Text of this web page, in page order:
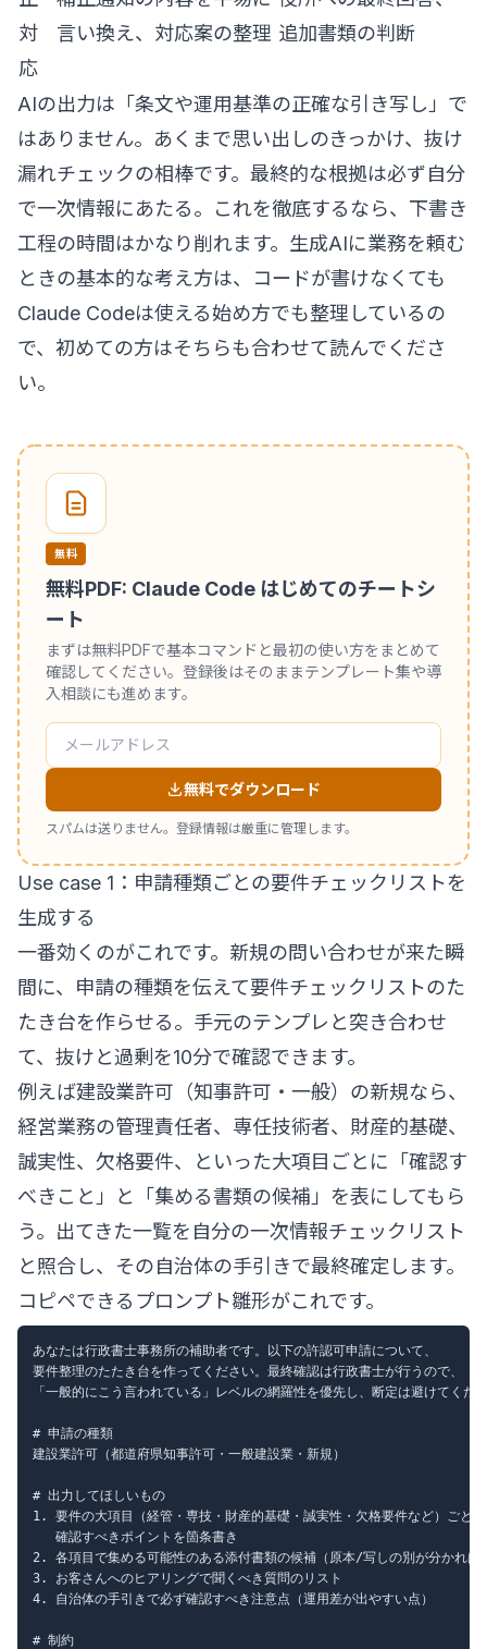
対
応
言い換え、対応案の整理 追加書類の判断
AIの出力は「条文や運用基準の正確な引き写し」で
はありません。あくまで思い出しのきっかけ、抜け
漏れチェックの相棒です。最終的な根拠は必ず自分
で一次情報にあたる。これを徹底するなら、下書き
工程の時間はかなり削れます。生成AIに業務を頼む
ときの基本的な考え方は、
コードが書けなくても
Claude Codeは使える始め方でも整理しているの
で、初めての方はそちらも合わせて読んでくださ
い。
無料
無料PDF: Claude Code はじめてのチートシ
ート
まずは無料PDFで基本コマンドと最初の使い方をまとめて
確認してください。登録後はそのままテンプレート集や導
入相談にも進めます。
無料でダウンロード
スパムは送りません。登録情報は厳重に管理します。
Use case 1：申請種類ごとの要件チェックリストを
生成する
一番効くのがこれです。新規の問い合わせが来た瞬
間に、申請の種類を伝えて要件チェックリストのた
たき台を作らせる。手元のテンプレと突き合わせ
て、抜けと過剰を10分で確認できます。
例えば建設業許可（知事許可・一般）の新規なら、
経営業務の管理責任者、専任技術者、財産的基礎、
誠実性、欠格要件、といった大項目ごとに「確認す
べきこと」と「集める書類の候補」を表にしてもら
う。出てきた一覧を自分の一次情報チェックリスト
と照合し、その自治体の手引きで最終確定します。
コピペできるプロンプト雛形がこれです。
あなたは行政書士事務所の補助者です。以下の許認可申請について、
要件整理のたたき台を作ってください。最終確認は行政書士が行うので、
「一般的にこう言われている」レベルの網羅性を優先し、断定は避けてくだ
# 申請の種類
建設業許可（都道府県知事許可・一般建設業・新規）
# 出力してほしいもの
1. 要件の大項目（経管・専技・財産的基礎・誠実性・欠格要件など）ごと
   確認すべきポイントを箇条書き
2. 各項目で集める可能性のある添付書類の候補（原本/写しの別が分かれば
3. お客さんへのヒアリングで聞くべき質問のリスト
4. 自治体の手引きで必ず確認すべき注意点（運用差が出やすい点）
# 制約